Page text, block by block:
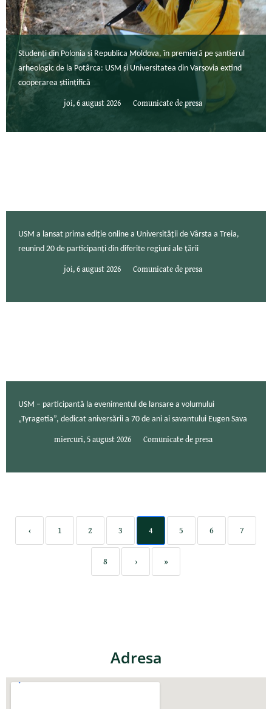
Studenți din Polonia și Republica Moldova, în premieră pe șantierul
arheologic de la Potârca: USM și Universitatea din Varșovia extind
cooperarea științifică
joi, 6 august 2026 Comunicate de presa
USM a lansat prima ediție online a Universității de Vârsta a Treia,
reunind 20 de participanți din diferite regiuni ale țării
joi, 6 august 2026 Comunicate de presa
USM – participantă la evenimentul de lansare a volumului
„Tyragetia”, dedicat aniversării a 70 de ani ai savantului Eugen Sava
miercuri, 5 august 2026 Comunicate de presa
‹ 1 2 3 4 5 6 7
8 › »
Adresa